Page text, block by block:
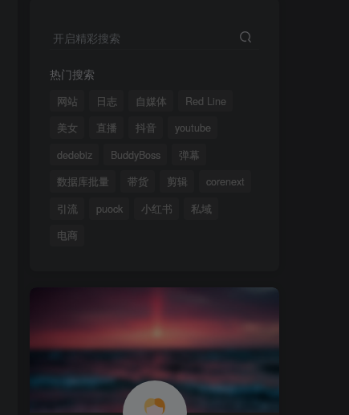
开启精彩搜索
热门搜索
网站 日志 自媒体
Red Line
美女
直播 抖音
youtube
dedebiz
BuddyBoss
弹幕
数据库批量
带货 剪辑
corenext
引流
puock 小红书
私域
电商